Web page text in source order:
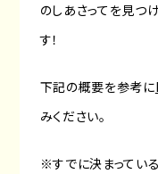
のしあさってを見つ
す！
下記の概要を参考に
みください。
※すでに決まってい